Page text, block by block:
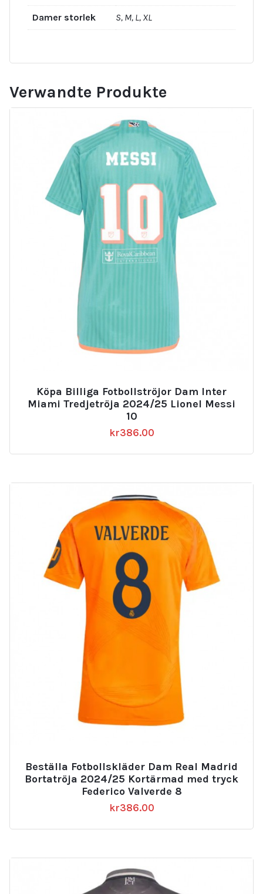
Damer storlek S, M, L, XL
Verwandte Produkte
Köpa Billiga Fotbollströjor Dam Inter
Miami Tredjetröja 2024/25 Lionel Messi
10
kr386.00
Beställa Fotbollskläder Dam Real Madrid
Bortatröja 2024/25 Kortärmad med tryck
Federico Valverde 8
kr386.00